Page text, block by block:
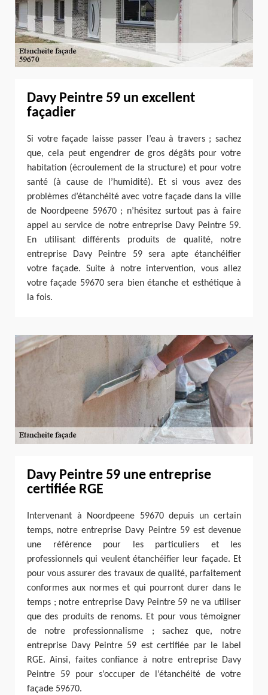
Davy Peintre 59 un excellent
façadier
Si votre façade laisse passer l’eau à travers ; sachez
que, cela peut engendrer de gros dégâts pour votre
habitation (écroulement de la structure) et pour votre
santé (à cause de l’humidité). Et si vous avez des
problèmes d’étanchéité avec votre façade dans la ville
de Noordpeene 59670 ; n’hésitez surtout pas à faire
appel au service de notre entreprise Davy Peintre 59.
En utilisant différents produits de qualité, notre
entreprise Davy Peintre 59 sera apte étanchéifier
votre façade. Suite à notre intervention, vous allez
votre façade 59670 sera bien étanche et esthétique à
la fois.
Davy Peintre 59 une entreprise
certifiée RGE
Intervenant à Noordpeene 59670 depuis un certain
temps, notre entreprise Davy Peintre 59 est devenue
une référence pour les particuliers et les
professionnels qui veulent étanchéifier leur façade. Et
pour vous assurer des travaux de qualité, parfaitement
conformes aux normes et qui pourront durer dans le
temps ; notre entreprise Davy Peintre 59 ne va utiliser
que des produits de renoms. Et pour vous témoigner
de notre professionnalisme ; sachez que, notre
entreprise Davy Peintre 59 est certifiée par le label
RGE. Ainsi, faites confiance à notre entreprise Davy
Peintre 59 pour s’occuper de l’étanchéité de votre
façade 59670.